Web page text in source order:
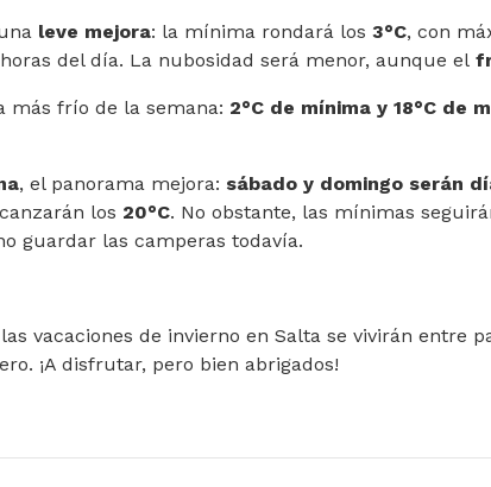
leve mejora: la mínima rondará los 3°C, con
del día. La nubosidad será menor, aunque el
más frío de la semana: 2°C de mínima y 18°C de
, el panorama mejora: sábado y domingo serán
los 20°C. No obstante, las mínimas
guardar las camperas todavía.
vacaciones de invierno en Salta se vivirán entre
¡A disfrutar, pero bien abrigados!